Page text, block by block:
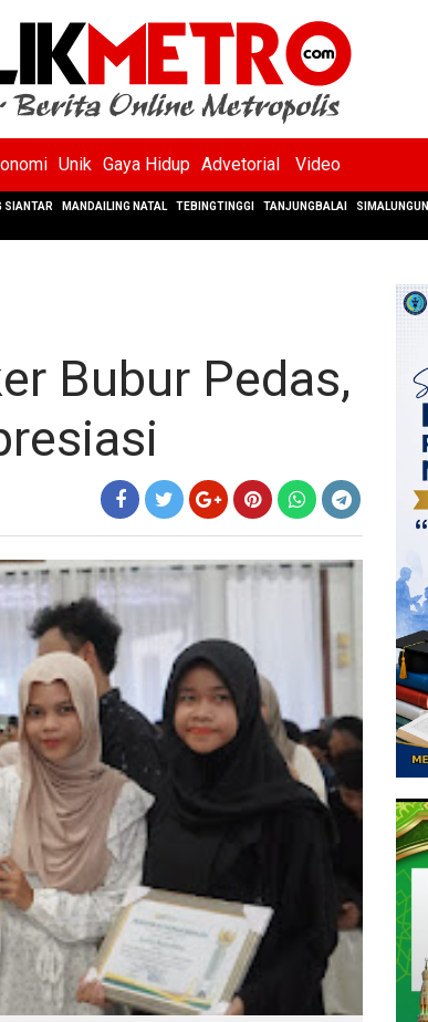
Unik Gaya Hidup Advetorial Video
SIANTAR MANDAILING NATAL TEBINGTINGGI TANJUNGBALAI SIMALUNGUN
Bubur Pedas,